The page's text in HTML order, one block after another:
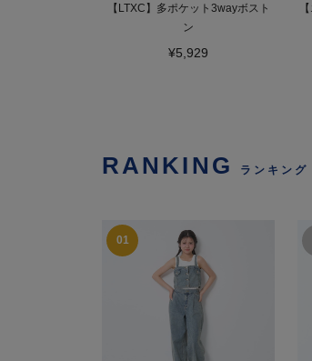
RANKING ランキング
【LTXC】多ポケット3wayボスト
ン
¥5,929